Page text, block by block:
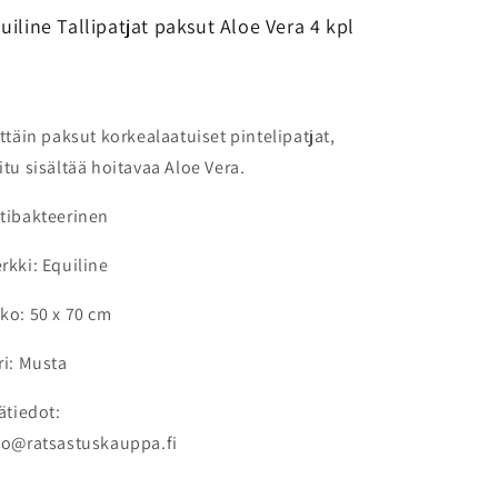
Tallipatjat paksut Aloe Vera 4 kpl
paksut korkealaatuiset pintelipatjat,
sisältää hoitavaa Aloe Vera.
Equiline
50 x 70 cm
Musta